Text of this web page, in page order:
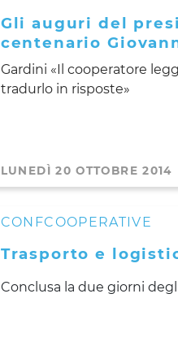
Gli auguri del
centenario
Gardini «Il cooperatore
tradurlo in risposte»
LUNEDÌ 20 OTTOBRE 2014
CONFCOOPERATIVE
Trasporto e
Conclusa la due giorni